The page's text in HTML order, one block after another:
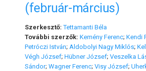
(február-március)
Szerkesztő: Tettamanti Béla
További szerzők: Kemény Ferenc; Kendi
Petróczi István; Aldobolyi Nagy Miklós;
Végh József; Hübner József; Veszelka
Sándor; Wagner Ferenc; Visy József;